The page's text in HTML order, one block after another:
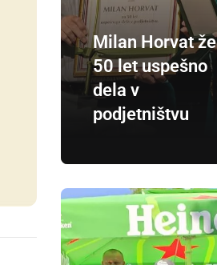
Milan Horvat že
50 let uspešno
dela v
podjetništvu